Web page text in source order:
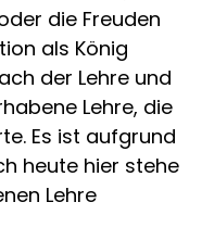
die Freuden
als König
der Lehre und
Lehre, die
Es ist aufgrund
heute hier stehe
Lehre